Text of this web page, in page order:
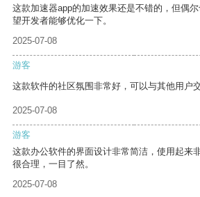
这款加速器app的加速效果还是不错的，但偶
望开发者能够优化一下。
2025-07-08
游客
这款软件的社区氛围非常好，可以与其他用户
2025-07-08
游客
这款办公软件的界面设计非常简洁，使用起来
很合理，一目了然。
2025-07-08